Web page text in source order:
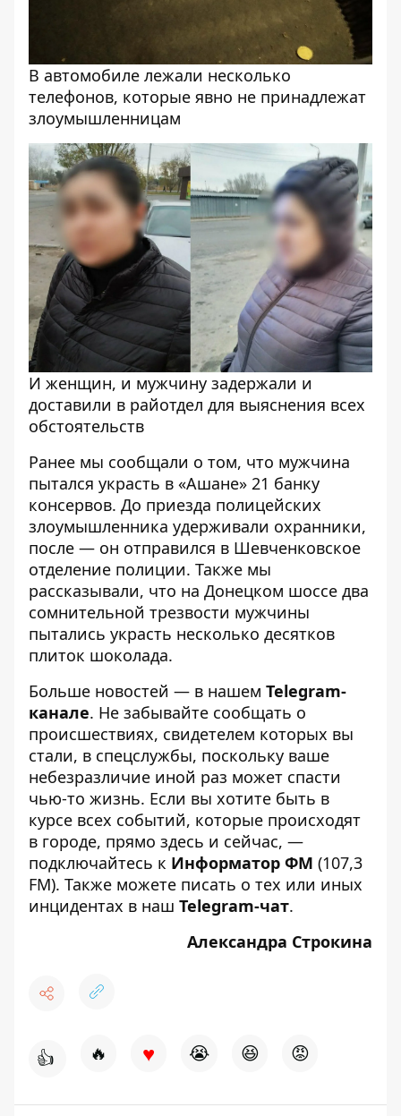
В автомобиле лежали несколько
телефонов, которые явно не принадлежат
злоумышленницам
И женщин, и мужчину задержали и
доставили в райотдел для выяснения всех
обстоятельств
Ранее мы сообщали о том, что мужчина
пытался украсть в «Ашане» 21 банку
консервов. До приезда полицейских
злоумышленника удерживали охранники,
после — он отправился в Шевченковское
отделение полиции. Также мы
рассказывали, что на Донецком шоссе два
сомнительной трезвости мужчины
пытались украсть несколько десятков
плиток шоколада.
Больше новостей — в нашем Telegram-
канале. Не забывайте сообщать о
происшествиях, свидетелем которых вы
стали, в спецслужбы, поскольку ваше
небезразличие иной раз может спасти
чью-то жизнь. Если вы хотите быть в
курсе всех событий, которые происходят
в городе, прямо здесь и сейчас, —
подключайтесь к Информатор ФМ (107,3
FM). Также можете писать о тех или иных
инцидентах в наш Telegram-чат.
Александра Строкина
👍 🔥 ♥ 😭 😆 😡